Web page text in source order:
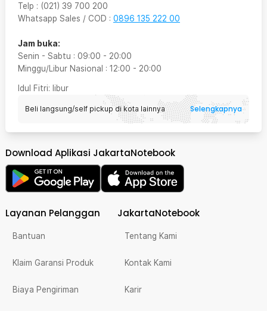
Telp : (021) 39 700 200
Whatsapp Sales / COD : 0896 135 222 00
Jam buka:
Senin - Sabtu : 09:00 - 20:00
Minggu/Libur Nasional : 12:00 - 20:00
Idul Fitri: libur
Beli langsung/self pickup di kota lainnya Selengkapnya
Download Aplikasi JakartaNotebook
Layanan Pelanggan
Bantuan
Klaim Garansi Produk
Biaya Pengiriman
JakartaNotebook
Tentang Kami
Kontak Kami
Karir